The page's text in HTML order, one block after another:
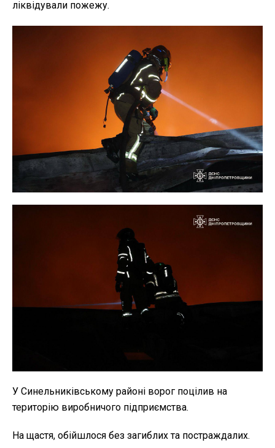
ліквідували пожежу.
У Синельниківському районі ворог поцілив на
територію виробничого підприємства.
На щастя, обійшлося без загиблих та постраждалих.